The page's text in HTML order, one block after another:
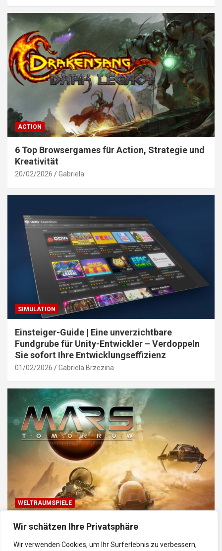
Wir schätzen Ihre Privatsphäre
Wir verwenden Cookies, um Ihr Surferlebnis zu verbessern,
ACTION
6 Top Browsergames für Action, Strategie und
Kreativität
20/02/2026 Gabriela
SIMULATION
Einsteiger-Guide | Eine unverzichtbare
Fundgrube für Unity-Entwickler – Verdoppeln
Sie sofort Ihre Entwicklungseffizienz
01/02/2026 Gabriela Brzezina
WELTRAUMSPIELE
Top Weltraum-Browser-Spiele: Erkunde, baue